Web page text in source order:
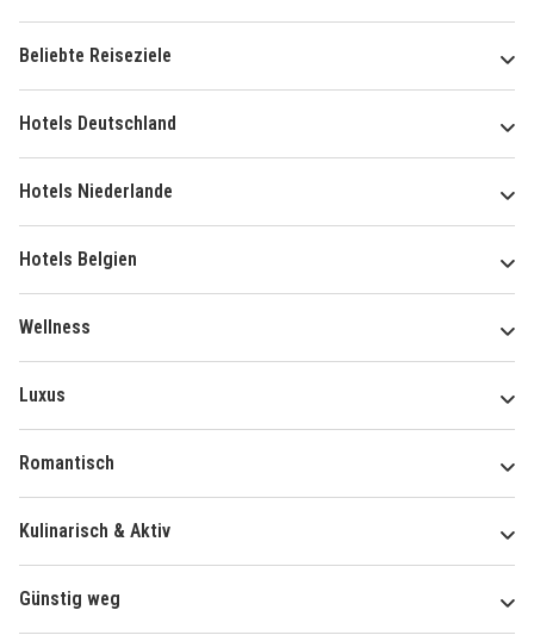
Beliebte Reiseziele
Hotels Deutschland
Hotels Niederlande
Hotels Belgien
Wellness
Luxus
Romantisch
Kulinarisch & Aktiv
Günstig weg